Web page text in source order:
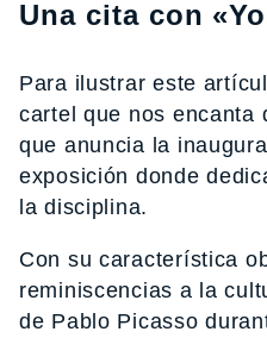
Una cita con
Para ilustrar este
cartel que nos encanta
que anuncia la
exposición donde
la disciplina.
Con su característica
reminiscencias a la
de Pablo Picasso